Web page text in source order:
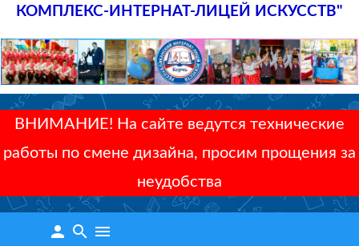
КОМПЛЕКС-ИНТЕРНАТ-ЛИЦЕЙ ИСКУССТВ"
ВНИМАНИЕ! На сайте ведутся технические
работы по смене дизайна, просим прощения за
неудобства
person search menu